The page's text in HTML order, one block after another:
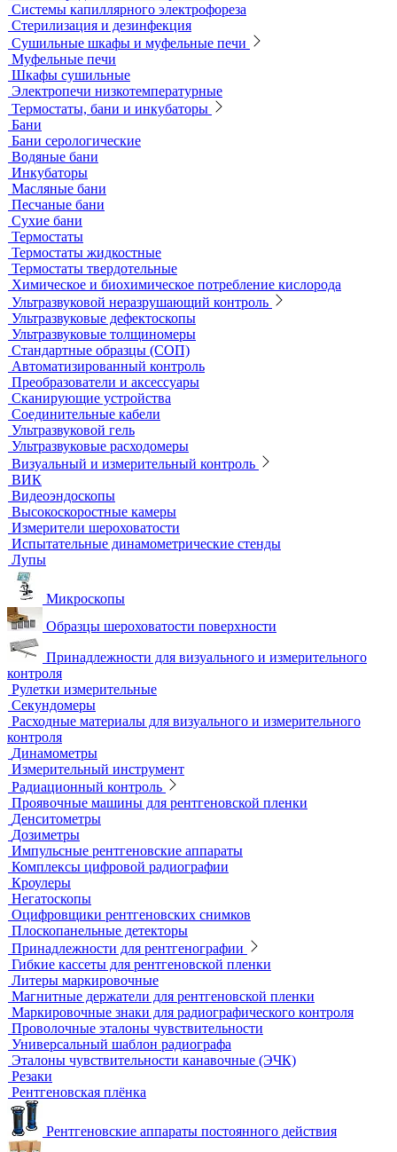
Общелабораторное оборудование LOIP
Продукция компании IKA Werke
Расходные материалы
Ареометры
Калибровочные расстворы и реагенты
Комплектующие для КФК
Принадлежности к штативам
Специальные наборы для фотометров
Стекла предметные и покровные
Системы капиллярного электрофореза
Стерилизация и дезинфекция
Сушильные шкафы и муфельные печи
Муфельные печи
Шкафы сушильные
Электропечи низкотемпературные
Термостаты, бани и инкубаторы
Бани
Бани серологические
Водяные бани
Инкубаторы
Масляные бани
Песчаные бани
Сухие бани
Термостаты
Термостаты жидкостные
Термостаты твердотельные
Химическое и биохимическое потребление кислорода
Ультразвуковой неразрушающий контроль
Ультразвуковые дефектоскопы
Ультразвуковые толщиномеры
Стандартные образцы (СОП)
Автоматизированный контроль
Преобразователи и аксессуары
Сканирующие устройства
Соединительные кабели
Ультразвуковой гель
Ультразвуковые расходомеры
Визуальный и измерительный контроль
ВИК
Видеоэндоскопы
Высокоскоростные камеры
Измерители шероховатости
Испытательные динамометрические стенды
Лупы
Микроскопы
Образцы шероховатости поверхности
Принадлежности для визуального и измерительного
контроля
Рулетки измерительные
Секундомеры
Расходные материалы для визуального и измерительного
контроля
Динамометры
Измерительный инструмент
Радиационный контроль
Проявочные машины для рентгеновской пленки
Денситометры
Дозиметры
Импульсные рентгеновские аппараты
Комплексы цифровой радиографии
Кроулеры
Негатоскопы
Оцифровщики рентгеновских снимков
Плоскопанельные детекторы